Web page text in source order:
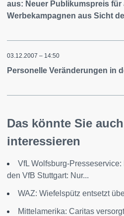
aus: Neuer Publikumspreis für
Werbekampagnen aus Sicht
03.12.2007 – 14:50
Personelle Veränderungen in
Das könnte Sie auch
interessieren
VfL Wolfsburg-
den VfB Stuttgart: Nur...
WAZ: Wiefelspütz entsetzt
Mittelamerika: Caritas